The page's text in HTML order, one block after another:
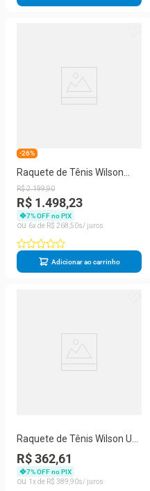
-26%
Raquete de Tênis Wilson
Roger Federer 01Future
280g
R$2.199,90
R$ 1.498,23
7% OFF no PIX
6
R$ 268 50
Adicionar ao carrinho
Raquete de Tênis Wilson US
OPEN 23
R$ 362,61
7% OFF no PIX
1
R$ 389 90